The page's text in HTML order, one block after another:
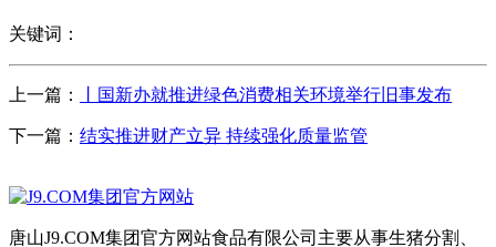
关键词：
上一篇： 丨国新办就推进绿色消费相关环境举行旧事发布
下一篇： 结实推进财产立异 持续强化质量监管
唐山J9.COM集团官方网站食品有限公司主要从事生猪分割、